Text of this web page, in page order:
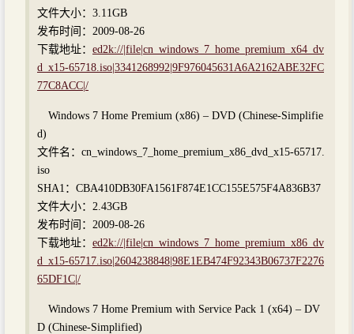
文件大小：3.11GB
发布时间：2009-08-26
下载地址： ed2k://|file|cn_windows_7_home_premium_x64_dv
d_x15-65718.iso|3341268992|9F976045631A6A2162ABE32FC
77C8ACC|/
Windows 7 Home Premium (x86) – DVD (Chinese-Simplifie
d)
文件名：cn_windows_7_home_premium_x86_dvd_x15-65717.
iso
SHA1：CBA410DB30FA1561F874E1CC155E575F4A836B37
文件大小：2.43GB
发布时间：2009-08-26
下载地址： ed2k://|file|cn_windows_7_home_premium_x86_dv
d_x15-65717.iso|2604238848|98E1EB474F92343B06737F2276
65DF1C|/
Windows 7 Home Premium with Service Pack 1 (x64) – DV
D (Chinese-Simplified)